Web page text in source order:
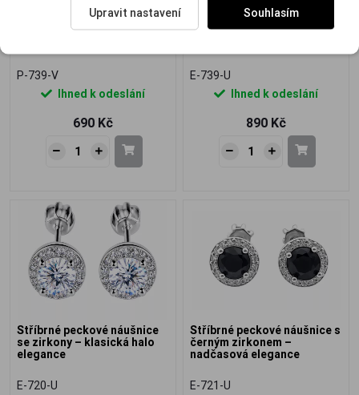
Stříbrný přívěsek s růžovými
zirkony – jemný elegantní
P-739-V
Ihned k odeslání
690 Kč
Stříbrné náušnice Růžová
kytička se zirkony – jemná
E-739-U
Ihned k odeslání
890 Kč
Stříbrné peckové náušnice
se zirkony – klasická halo
elegance
E-720-U
Stříbrné peckové náušnice s
černým zirkonem –
nadčasová elegance
E-721-U
Upravit nastavení Souhlasím